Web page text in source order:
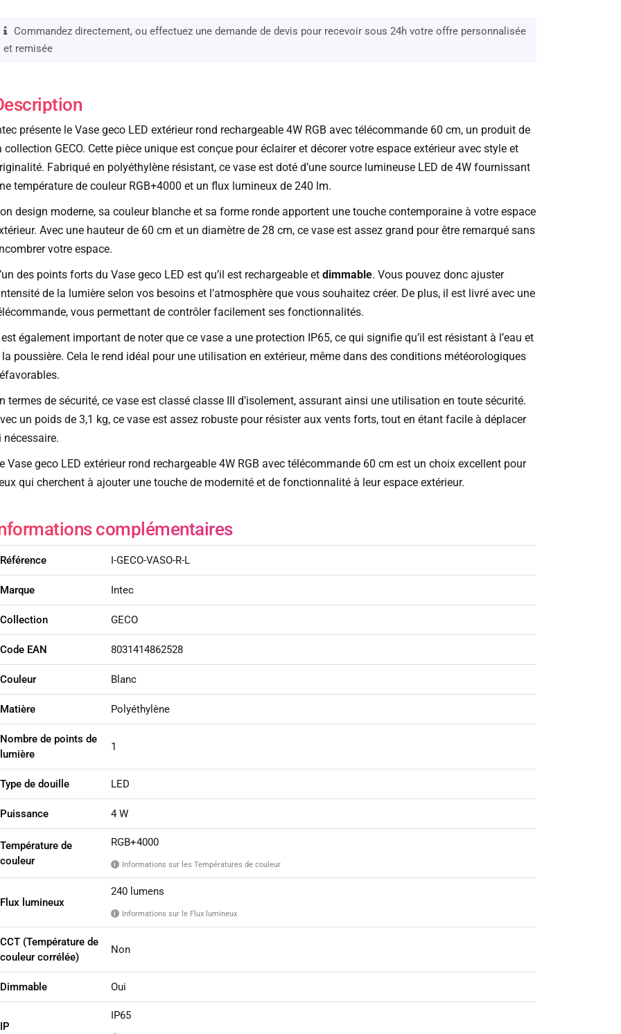
Commandez directement, ou effectuez une demande de devis pour recevoir sous 24h votre offre personnalisée
et remisée
présente le Vase geco LED extérieur rond rechargeable 4W RGB avec télécommande 60 cm, un produit de
collection GECO. Cette pièce unique est conçue pour éclairer et décorer votre espace extérieur avec style et
Fabriqué en polyéthylène résistant, ce vase est doté d’une source lumineuse LED de 4W fournissant
température de couleur RGB+4000 et un flux lumineux de 240 lm.
design moderne, sa couleur blanche et sa forme ronde apportent une touche contemporaine à votre espace
Avec une hauteur de 60 cm et un diamètre de 28 cm, ce vase est assez grand pour être remarqué sans
votre espace.
des points forts du Vase geco LED est qu’il est rechargeable et dimmable. Vous pouvez donc ajuster
de la lumière selon vos besoins et l’atmosphère que vous souhaitez créer. De plus, il est livré avec une
vous permettant de contrôler facilement ses fonctionnalités.
Il est également important de noter que ce vase a une protection IP65, ce qui signifie qu’il est résistant à l’eau et
poussière. Cela le rend idéal pour une utilisation en extérieur, même dans des conditions météorologiques
termes de sécurité, ce vase est classé classe III d’isolement, assurant ainsi une utilisation en toute sécurité.
un poids de 3,1 kg, ce vase est assez robuste pour résister aux vents forts, tout en étant facile à déplacer
nécessaire.
Vase geco LED extérieur rond rechargeable 4W RGB avec télécommande 60 cm est un choix excellent pour
qui cherchent à ajouter une touche de modernité et de fonctionnalité à leur espace extérieur.
complémentaires
Référence I-GECO-VASO-R-L
Marque Intec
Collection GECO
Code EAN 8031414862528
Couleur Blanc
Matière Polyéthylène
Nombre de points de
lumière
1
Type de douille LED
Puissance 4 W
Température de
couleur
RGB+4000
i Informations sur les Températures de couleur
Flux lumineux
240 lumens
i Informations sur le Flux lumineux
CCT (Température de
couleur corrélée)
Non
Dimmable Oui
IP
IP65